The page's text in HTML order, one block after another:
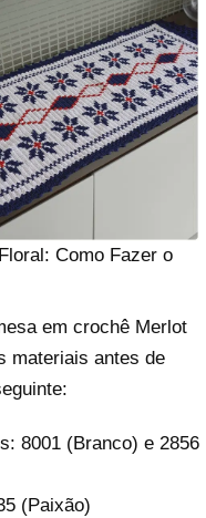
Como Fazer o
em crochê Merlot
materiais antes de
8001 (Branco) e 2856
(Paixão)